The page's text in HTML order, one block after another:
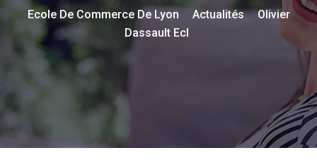
Ecole De Commerce De Lyon Actualités >Olivier
Dassault Ecl